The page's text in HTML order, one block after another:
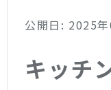
公開日: 2025
キッチ